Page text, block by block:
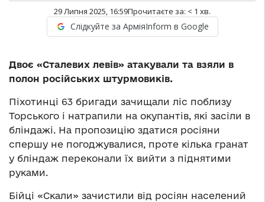
29 Липня 2025, 16:59Прочитаєте за: < 1 хв.
Слідкуйте за АрміяInform в Google
Двоє «Сталевих левів» атакували та взяли в
полон російських штурмовиків.
Піхотинці 63 бригади зачищали ліс поблизу
Торського і натрапили на окупантів, які засіли в
бліндажі. На пропозицію здатися росіяни
спершу не погоджувалися, проте кілька гранат
у бліндаж переконали їх вийти з піднятими
руками.
Бійці «Скали» зачистили від росіян населений